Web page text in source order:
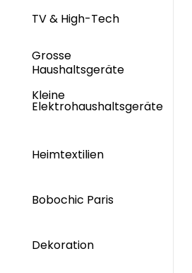
TV & High-Tech
Grosse
Haushaltsgeräte
Kleine
Elektrohaushaltsgeräte
Heimtextilien
Bobochic Paris
Dekoration